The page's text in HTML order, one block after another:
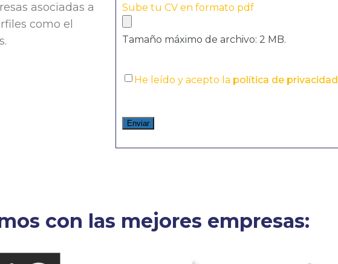
asociadas a
como el
Sube tu CV en formato pdf
Tamaño máximo de archivo: 2 MB.
He leído y acepto la política de privacidad
con las mejores empresas: